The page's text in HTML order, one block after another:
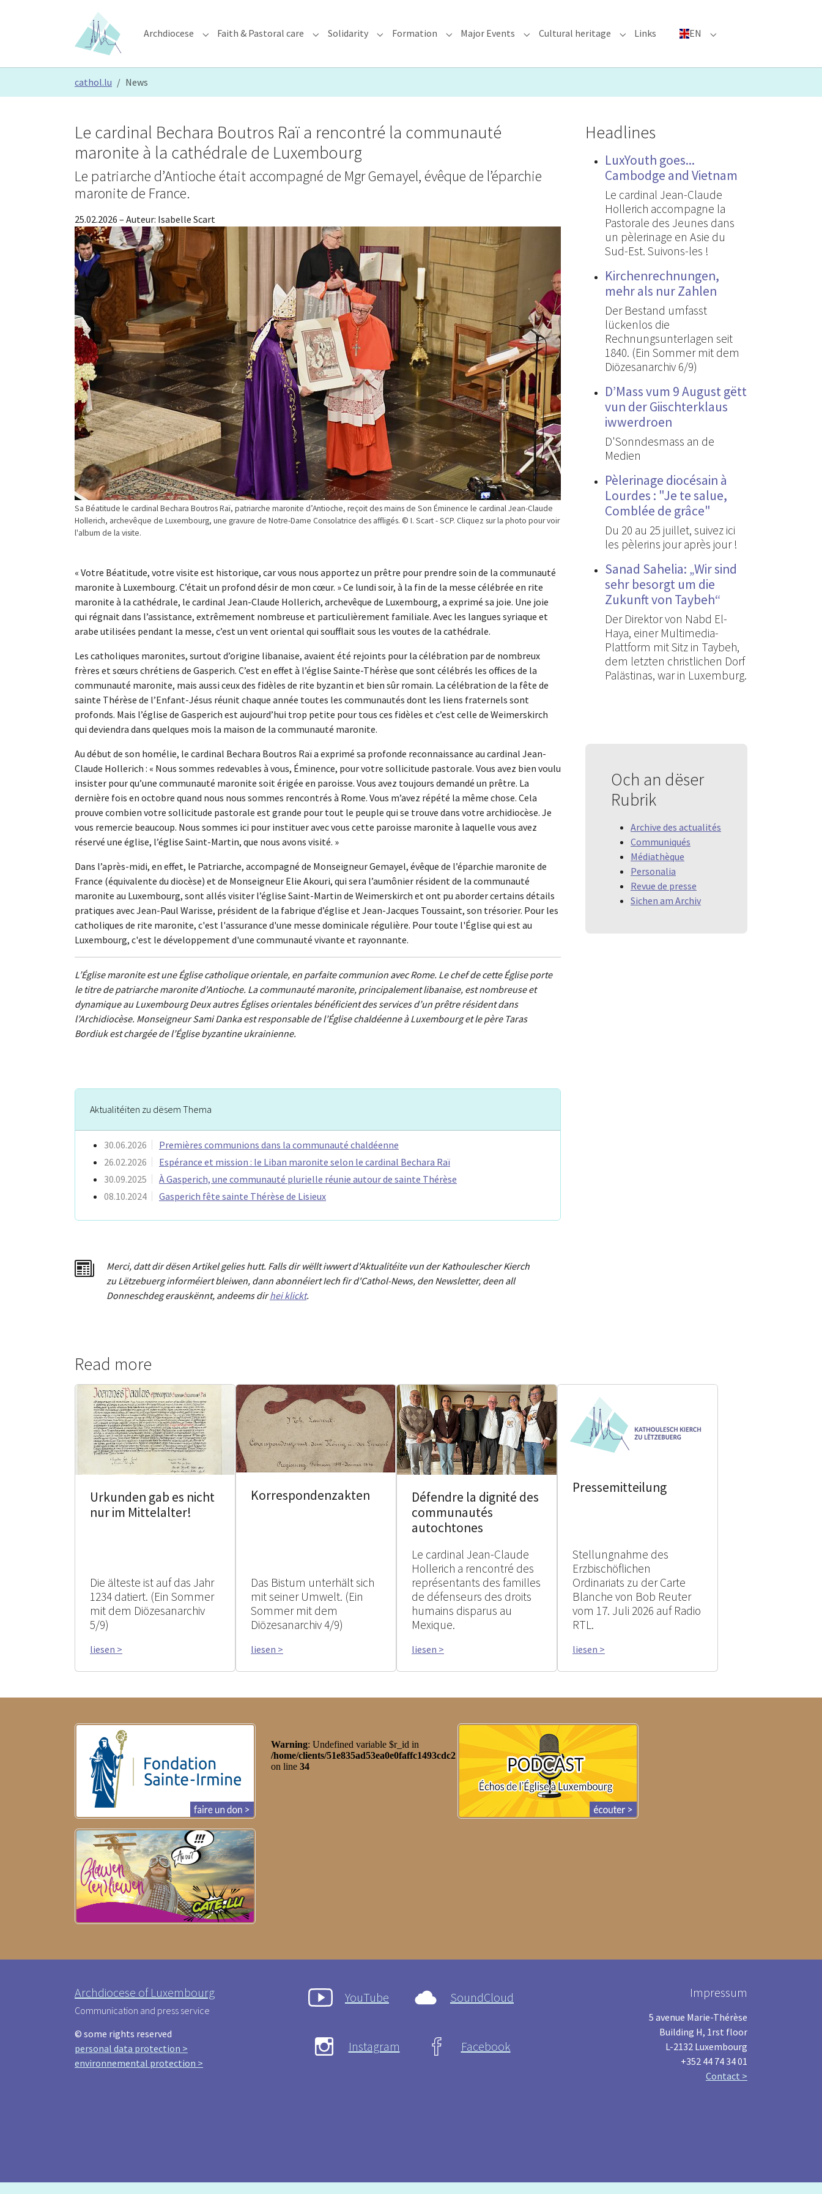
Archdiocese Submenu for "Archdiocese"
Faith & Pastoral care Submenu for "Faith & Pastoral care"
Solidarity Submenu for "Solidarity"
Formation Submenu for "Formation"
Major Events Submenu for "Major Events"
Cultural heritage Submenu for "Cultural heritage"
Links EN Submenu for "EN"
cathol.lu News
Sa Béatitude le cardinal Bechara Boutros Raï, patriarche maronite d’Antioche, reçoit des mains de Son Éminence le cardinal Jean-Claude
Hollerich, archevêque de Luxembourg, une gravure de Notre-Dame Consolatrice des affligés. © I. Scart - SCP. Cliquez sur la photo pour voir
l'album de la visite.
Le cardinal Bechara Boutros Raï a rencontré la communauté
maronite à la cathédrale de Luxembourg
Le patriarche d’Antioche était accompagné de Mgr Gemayel, évêque de l’éparchie
maronite de France.
25.02.2026 – Auteur: Isabelle Scart
« Votre Béatitude, votre visite est historique, car vous nous apportez un prêtre pour prendre soin de la communauté
maronite à Luxembourg. C’était un profond désir de mon cœur. » Ce lundi soir, à la fin de la messe célébrée en rite
maronite à la cathédrale, le cardinal Jean-Claude Hollerich, archevêque de Luxembourg, a exprimé sa joie. Une joie
qui régnait dans l’assistance, extrêmement nombreuse et particulièrement familiale. Avec les langues syriaque et
arabe utilisées pendant la messe, c’est un vent oriental qui soufflait sous les voutes de la cathédrale.
Les catholiques maronites, surtout d’origine libanaise, avaient été rejoints pour la célébration par de nombreux
frères et sœurs chrétiens de Gasperich. C’est en effet à l’église Sainte-Thérèse que sont célébrés les offices de la
communauté maronite, mais aussi ceux des fidèles de rite byzantin et bien sûr romain. La célébration de la fête de
sainte Thérèse de l’Enfant-Jésus réunit chaque année toutes les communautés dont les liens fraternels sont
profonds. Mais l’église de Gasperich est aujourd’hui trop petite pour tous ces fidèles et c’est celle de Weimerskirch
qui deviendra dans quelques mois la maison de la communauté maronite.
Au début de son homélie, le cardinal Bechara Boutros Raï a exprimé sa profonde reconnaissance au cardinal Jean-
Claude Hollerich : « Nous sommes redevables à vous, Éminence, pour votre sollicitude pastorale. Vous avez bien voulu
insister pour qu’une communauté maronite soit érigée en paroisse. Vous avez toujours demandé un prêtre. La
dernière fois en octobre quand nous nous sommes rencontrés à Rome. Vous m’avez répété la même chose. Cela
prouve combien votre sollicitude pastorale est grande pour tout le peuple qui se trouve dans votre archidiocèse. Je
vous remercie beaucoup. Nous sommes ici pour instituer avec vous cette paroisse maronite à laquelle vous avez
réservé une église, l’église Saint-Martin, que nous avons visité. »
Dans l’après-midi, en effet, le Patriarche, accompagné de Monseigneur Gemayel, évêque de l’éparchie maronite de
France (équivalente du diocèse) et de Monseigneur Elie Akouri, qui sera l’aumônier résident de la communauté
maronite au Luxembourg, sont allés visiter l’église Saint-Martin de Weimerskirch et ont pu aborder certains détails
pratiques avec Jean-Paul Warisse, président de la fabrique d’église et Jean-Jacques Toussaint, son trésorier. Pour les
catholiques de rite maronite, c'est l'assurance d'une messe dominicale régulière. Pour toute l'Église qui est au
Luxembourg, c'est le développement d'une communauté vivante et rayonnante.
L’Église maronite est une Église catholique orientale, en parfaite communion avec Rome. Le chef de cette Église porte
le titre de patriarche maronite d'Antioche. La communauté maronite, principalement libanaise, est nombreuse et
dynamique au Luxembourg Deux autres Églises orientales bénéficient des services d’un prêtre résident dans
l’Archidiocèse. Monseigneur Sami Danka est responsable de l’Église chaldéenne à Luxembourg et le père Taras
Bordiuk est chargée de l’Église byzantine ukrainienne.
Aktualitéiten zu dësem Thema
30.06.2026
Premières communions dans la communauté chaldéenne
26.02.2026
Espérance et mission : le Liban maronite selon le cardinal Bechara Raï
30.09.2025
À Gasperich, une communauté plurielle réunie autour de sainte Thérèse
08.10.2024
Gasperich fête sainte Thérèse de Lisieux
Merci, dattdir dësen Artikel gelies hutt. Falls dir wëllt iwwert d'Aktualitéite vun der Kathoulescher Kierch
zu Lëtzebuerg informéiert bleiwen, dann abonnéiert Iech fir d'Cathol-News, den Newsletter, deen all
Donneschdeg erauskënnt, andeems dirhei klickt.
Headlines
LuxYouth goes...
Cambodge and Vietnam
Le cardinal Jean-Claude
Hollerich accompagne la
Pastorale des Jeunes dans
un pèlerinage en Asie du
Sud-Est. Suivons-les !
Kirchenrechnungen,
mehr als nur Zahlen
Der Bestand umfasst
lückenlos die
Rechnungsunterlagen seit
1840. (Ein Sommer mit dem
Diözesanarchiv 6/9)
D’Mass vum 9 August gëtt
vun der Giischterklaus
iwwerdroen
D'Sonndesmass an de
Medien
Pèlerinage diocésain à
Lourdes : "Je te salue,
Comblée de grâce"
Du 20 au 25 juillet, suivez ici
les pèlerins jour après jour !
Sanad Sahelia: „Wir sind
sehr besorgt um die
Zukunft von Taybeh“
Der Direktor von Nabd El-
Haya, einer Multimedia-
Plattform mit Sitz in Taybeh,
dem letzten christlichen Dorf
Palästinas, war in Luxemburg.
Och an dëser
Rubrik
Archive des actualités
Communiqués
Médiathèque
Personalia
Revue de presse
Sichen am Archiv
Read more
Urkunden gab es nicht
nur im Mittelalter!
Die älteste ist auf das Jahr
1234 datiert. (Ein Sommer
mit dem Diözesanarchiv
5/9)
liesen >
Korrespondenzakten
Das Bistum unterhält sich
mit seiner Umwelt. (Ein
Sommer mit dem
Diözesanarchiv 4/9)
liesen >
Défendre la dignité des
communautés
autochtones
Le cardinal Jean-Claude
Hollerich a rencontré des
représentants des familles
de défenseurs des droits
humains disparus au
Mexique.
liesen >
Pressemitteilung
Stellungnahme des
Erzbischöflichen
Ordinariats zu der Carte
Blanche von Bob Reuter
vom 17. Juli 2026 auf Radio
RTL.
liesen >
Archdiocese of Luxembourg
Communication and press service
© some rights reserved
personal data protection >
environnemental protection >
YouTube SoundCloud
Instagram Facebook
Impressum
5 avenue Marie-Thérèse
Building H, 1rst floor
L-2132 Luxembourg
+352 44 74 34 01
Contact >